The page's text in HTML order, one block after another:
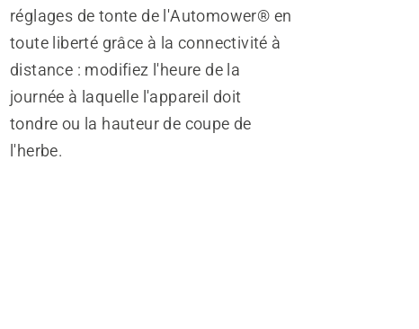
réglages de tonte de l'Automower® en
toute liberté grâce à la connectivité à
distance : modifiez l'heure de la
journée à laquelle l'appareil doit
tondre ou la hauteur de coupe de
l'herbe.